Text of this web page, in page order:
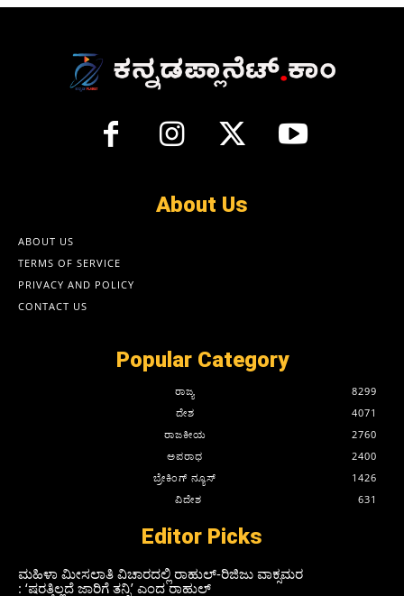
About Us
ABOUT US
TERMS OF SERVICE
PRIVACY AND POLICY
CONTACT US
Popular Category
ರಾಜ್ಯ
8299
ದೇಶ
4071
ರಾಜಕೀಯ
2760
ಅಪರಾಧ
2400
ಬ್ರೇಕಿಂಗ್ ನ್ಯೂಸ್
1426
ವಿದೇಶ
631
Editor Picks
ಮಹಿಳಾ ಮೀಸಲಾತಿ ವಿಚಾರದಲ್ಲಿ ರಾಹುಲ್‌-ರಿಜಿಜು ವಾಕ್ಸಮರ
: ‘ಷರತ್ತಿಲ್ಲದೆ ಜಾರಿಗೆ ತನ್ನಿ’ ಎಂದ ರಾಹುಲ್‌